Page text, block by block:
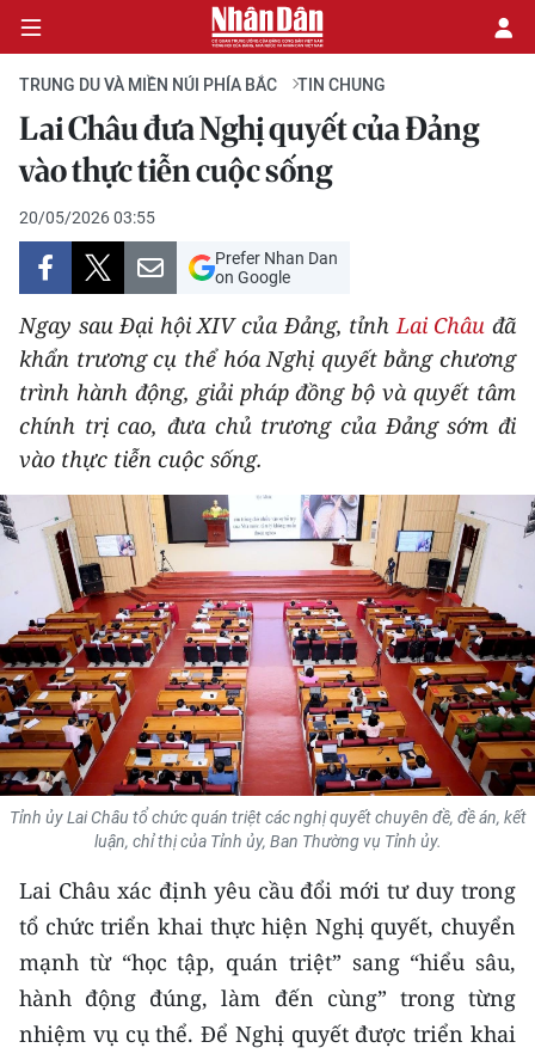
CHÍNH TRỊ
KINH TẾ
VĂN HÓA
XÃ HỘI
PHÁP LUẬT
DU LỊCH
THẾ GIỚI
THỂ THAO
GIÁO DỤC
Y TẾ
KHOA HỌC - CÔNG NGHỆ
MÔI TRƯỜNG
BẠN ĐỌC
KIỂM CHỨNG THÔNG TIN
TRI THỨC CHUYÊN SÂU
54 DÂN TỘC VIỆT NAM
TRUNG DU VÀ MIỀN NÚI PHÍA BẮC TIN CHUNG
Lai Châu đưa Nghị quyết của Đảng
vào thực tiễn cuộc sống
20/05/2026 03:55
Prefer Nhan Dan
on Google
Ngay sau Đại hội XIV của Đảng, tỉnhLai Châu đã
khẩn trương cụ thể hóa Nghị quyết bằng chương
trình hành động, giải pháp đồng bộ và quyết tâm
chính trị cao, đưa chủ trương của Đảng sớm đi
vào thực tiễn cuộc sống.
Tỉnh ủy Lai Châu tổ chức quán triệt các nghị quyết chuyên đề, đề án, kết
luận, chỉ thị của Tỉnh ủy, Ban Thường vụ Tỉnh ủy.
Lai Châu xác định yêu cầu đổi mới tư duy trong
tổ chức triển khai thực hiện Nghị quyết, chuyển
mạnh từ “học tập, quán triệt” sang “hiểu sâu,
hành động đúng, làm đến cùng” trong từng
nhiệm vụ cụ thể. Để Nghị quyết được triển khai